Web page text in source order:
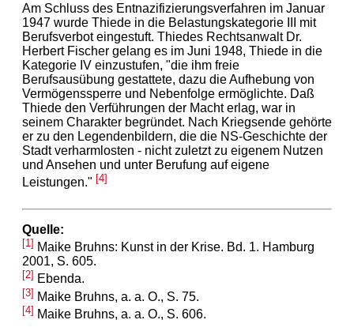
Am Schluss des Entnazifizierungsverfahren im Januar
1947 wurde Thiede in die Belastungskategorie III mit
Berufsverbot eingestuft. Thiedes Rechtsanwalt Dr.
Herbert Fischer gelang es im Juni 1948, Thiede in die
Kategorie IV einzustufen, "die ihm freie
Berufsausübung gestattete, dazu die Aufhebung von
Vermögenssperre und Nebenfolge ermöglichte. Daß
Thiede den Verführungen der Macht erlag, war in
seinem Charakter begründet. Nach Kriegsende gehörte
er zu den Legendenbildern, die die NS-Geschichte der
Stadt verharmlosten - nicht zuletzt zu eigenem Nutzen
und Ansehen und unter Berufung auf eigene
Leistungen." [4]
Quelle:
[1] Maike Bruhns: Kunst in der Krise. Bd. 1. Hamburg
2001, S. 605.
[2] Ebenda.
[3] Maike Bruhns, a. a. O., S. 75.
[4] Maike Bruhns, a. a. O., S. 606.